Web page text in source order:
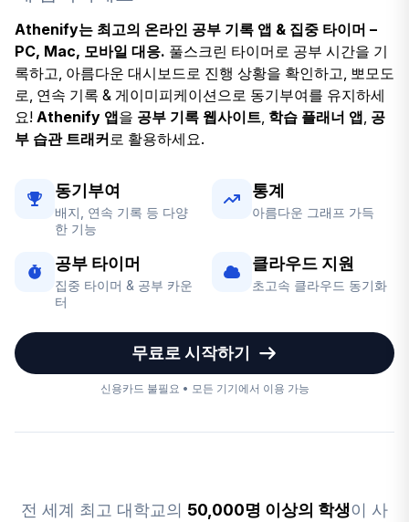
Athenify는 최고의 온라인 공부 기록 앱 & 집중 타이머 –
PC, Mac, 모바일 대응. 풀스크린 타이머로 공부 시간을 기
록하고, 아름다운 대시보드로 진행 상황을 확인하고, 뽀모도
로, 연속 기록 & 게이미피케이션으로 동기부여를 유지하세
요! Athenify 앱을 공부 기록 웹사이트 학습 플래너 앱 공
부 습관 트래커로 활용하세요.
동기부여
배지, 연속 기록 등 다양
한 기능
통계
아름다운 그래프 가득
공부 타이머
집중 타이머 & 공부 카운
터
클라우드 지원
초고속 클라우드 동기화
무료로 시작하기
신용카드 불필요 • 모든 기기에서 이용 가능
전 세계 최고 대학교의 50,000명 이상의 학생이 사